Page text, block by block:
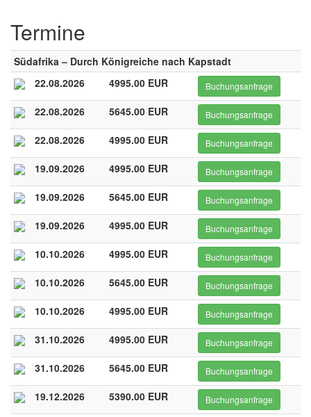
Termine
Südafrika – Durch Königreiche nach Kapstadt
22.08.2026
4995.00 EUR Buchungsanfrage
22.08.2026 5645.00 EUR Buchungsanfrage
22.08.2026 4995.00 EUR Buchungsanfrage
19.09.2026 4995.00 EUR Buchungsanfrage
19.09.2026 5645.00 EUR Buchungsanfrage
19.09.2026 4995.00 EUR Buchungsanfrage
10.10.2026 4995.00 EUR Buchungsanfrage
10.10.2026 5645.00 EUR Buchungsanfrage
10.10.2026 4995.00 EUR Buchungsanfrage
31.10.2026 4995.00 EUR Buchungsanfrage
31.10.2026 5645.00 EUR Buchungsanfrage
19.12.2026 5390.00 EUR Buchungsanfrage